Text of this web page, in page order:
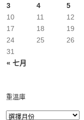
« 七月
3
4 5
10
11 12
17
18 19
24
25 26
31
重溫庫